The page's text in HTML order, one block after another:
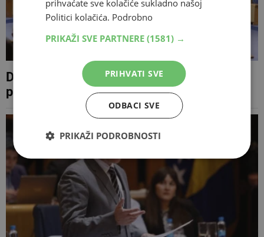
Došli, raspravili zašto nema kvoruma i
prekinuli sjednicu
prihvaćate sve kolačiće sukladno našoj
Politici kolačića. Podrobno
PRIKAŽI SVE PARTNERE (1581) →
PRIHVATI SVE
ODBACI SVE
PRIKAŽI PODROBNOSTI